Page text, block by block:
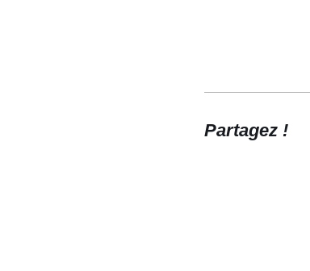
Partagez !